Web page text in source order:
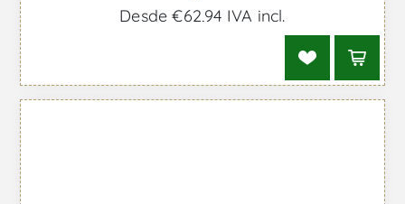
Desde €62,94 IVA incl.